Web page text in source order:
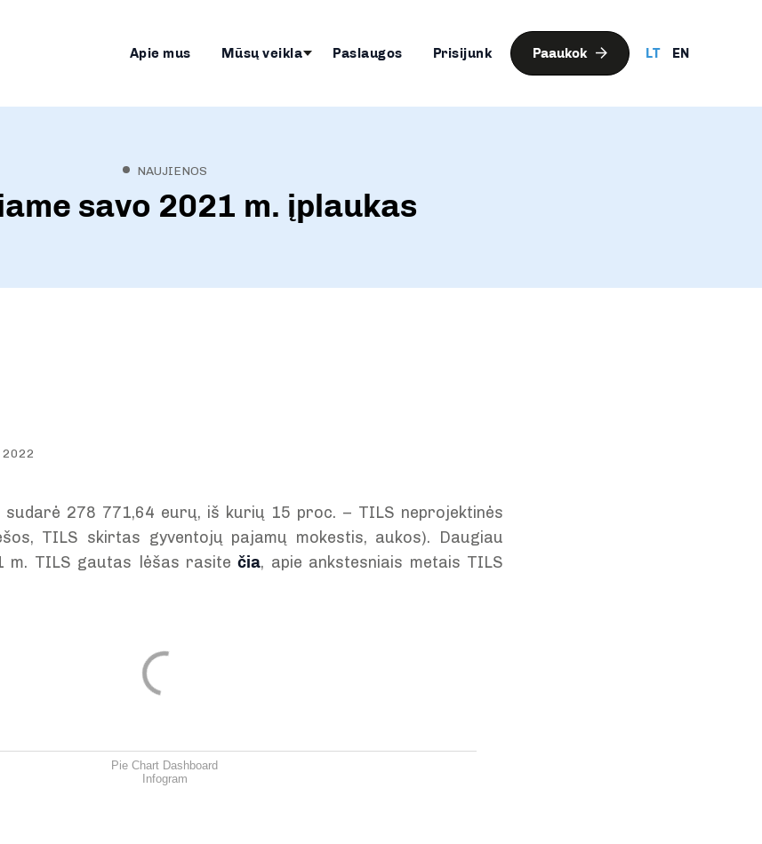
Apie mus Mūsų veikla Paslaugos Prisijunk Paaukok LT EN
NAUJIENOS
savo 2021 m. įplaukas
2022
sudarė 278 771,64 eurų, iš kurių 15 proc. – TILS neprojektinės
TILS skirtas gyventojų pajamų mokestis, aukos). Daugiau
m. TILS gautas lėšas rasitečia, apie ankstesniais metais TILS
Pie Chart Dashboard
Infogram